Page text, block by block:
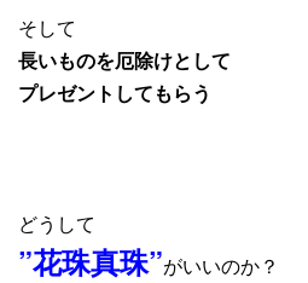
そして
長いものを厄除けとして
プレゼントしてもらう
どうして
”花珠真珠”がいいのか？